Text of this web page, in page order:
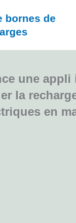
bornes de
une appli
la
en